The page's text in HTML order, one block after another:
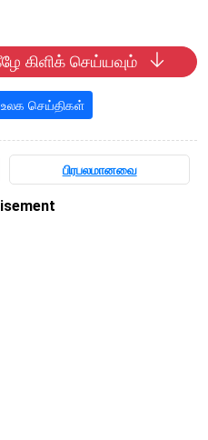
கிளிக் செய்யவும்
உலக செய்திகள்
பிரபலமானவை